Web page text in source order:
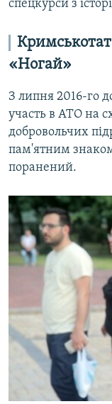
спецкурси з
«Ногай»
З липня 2016-го
участь в АТО на
добровольчих
пам'ятним
поранений.